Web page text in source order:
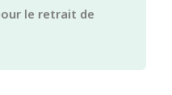
le retrait de